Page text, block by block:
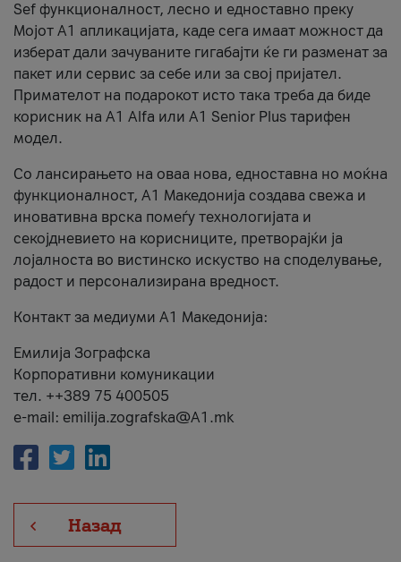
Sef функционалност, лесно и едноставно преку
Мојот А1 апликацијата, каде сега имаат можност да
изберат дали зачуваните гигабајти ќе ги разменат за
пакет или сервис за себе или за свој пријател.
Примателот на подарокот исто така треба да биде
корисник на А1 Alfa или A1 Senior Plus тарифен
модел.
Со лансирањето на оваа нова, едноставна но моќна
функционалност, А1 Македонија создава свежа и
иновативна врска помеѓу технологијата и
секојдневието на корисниците, претворајќи ја
лојалноста во вистинско искуство на споделување,
радост и персонализирана вредност.
Контакт за медиуми А1 Македонија:
Емилија Зографска
Корпоративни комуникации
тел. ++389 75 400505
e-mail: emilija.zografska@A1.mk
Назад